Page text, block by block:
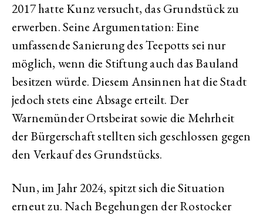
2017 hatte Kunz versucht, das Grundstück zu
erwerben. Seine Argumentation: Eine
umfassende Sanierung des Teepotts sei nur
möglich, wenn die Stiftung auch das Bauland
besitzen würde. Diesem Ansinnen hat die Stadt
jedoch stets eine Absage erteilt. Der
Warnemünder Ortsbeirat sowie die Mehrheit
der Bürgerschaft stellten sich geschlossen gegen
den Verkauf des Grundstücks.
Nun, im Jahr 2024, spitzt sich die Situation
erneut zu. Nach Begehungen der Rostocker